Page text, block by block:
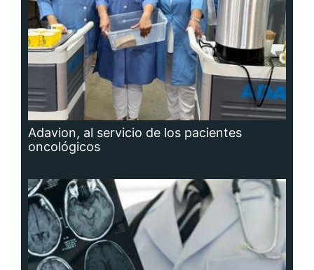
Adavion, al servicio de los pacientes
oncológicos